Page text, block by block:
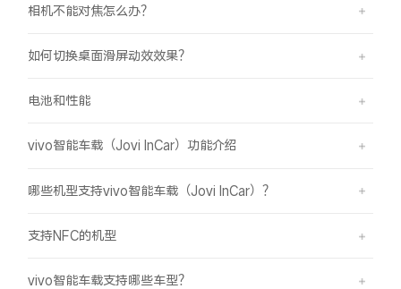
相机不能对焦怎么办？
如何切换桌面滑屏动效效果？
电池和性能
vivo智能车载（Jovi InCar）功能介绍
哪些机型支持vivo智能车载（Jovi InCar）？
支持NFC的机型
vivo智能车载支持哪些车型？